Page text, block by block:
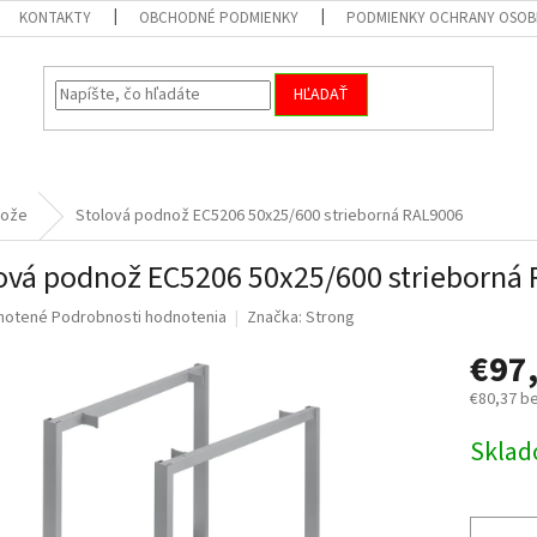
KONTAKTY OBCHODNÉ PODMIENKY PODMIENKY OCHRANY
HĽADAŤ
Stolová podnož EC5206 50x25/600 strieborná RAL9006
podnož EC5206 50x25/600 strieborná
Podrobnosti hodnotenia Značka: Strong
€80,37
cena: